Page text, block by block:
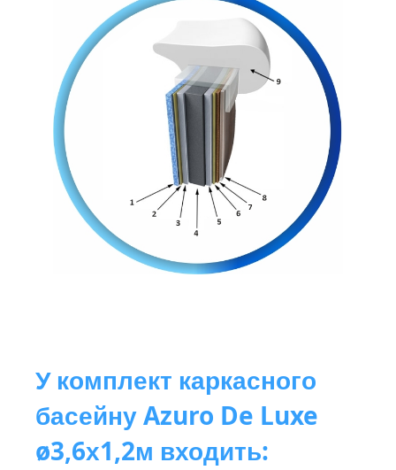
У комплект каркасного
басейну Azuro De Luxe
ø3,6х1,2м входить: